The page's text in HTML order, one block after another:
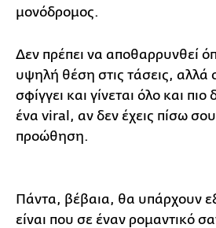
μονόδρομος.
Δεν πρέπει να αποθαρρυνθεί
υψηλή θέση στις τάσεις, αλλά
σφίγγει και γίνεται όλο και
ένα viral, αν δεν έχεις πίσω
προώθηση.
Πάντα, βέβαια, θα υπάρχουν
είναι που σε έναν ρομαντικό